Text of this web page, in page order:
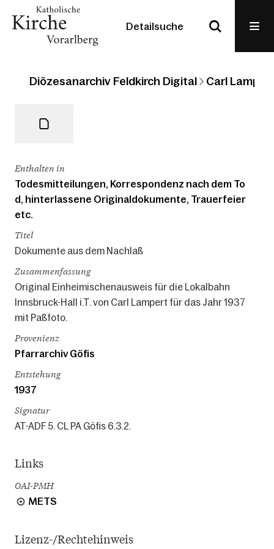
Detailsuche
Diözesanarchiv Feldkirch Digital Carl
Enthalten in
Todesmitteilungen, Korrespondenz nach dem To
d, hinterlassene Originaldokumente, Trauerfeier
etc.
Titel
Dokumente aus dem Nachlaß
Zusammenfassung
Original Einheimischenausweis für die Lokalbahn
Innsbruck-Hall i.T. von Carl Lampert für das Jahr 1937
mit Paßfoto.
Provenienz
Pfarrarchiv Göfis
Entstehung
1937
Signatur
AT-ADF 5. CL PA Göfis 6.3.2.
Links
OAI-PMH
METS
Lizenz-/Rechtehinweis